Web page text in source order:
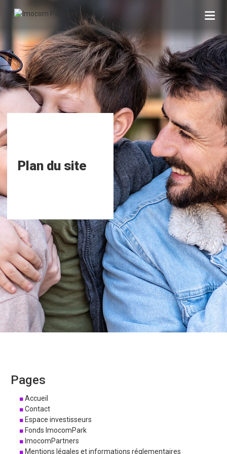
Plan du site
Pages
Accueil
Contact
Espace investisseurs
Fonds ImocomPark
ImocomPartners
Mentions légales et informations réglementaires